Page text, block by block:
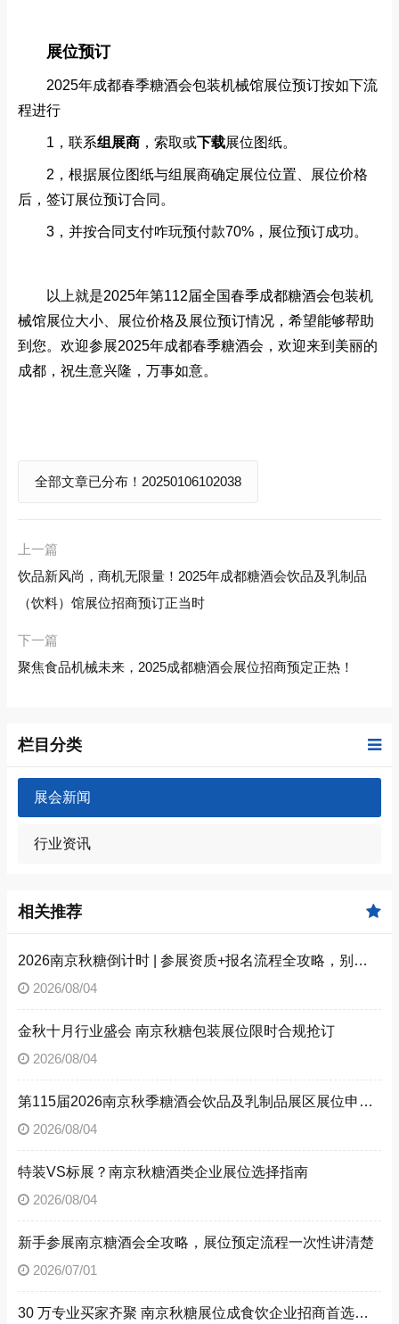
展位预订
2025年成都春季糖酒会包装机械馆展位预订按如下流
程进行
1，联系组展商 ‍，索取或下载展位图纸。
2，根据展位图纸与组展商确定展位位置、展位价格
后，签订展位预订合同。
3， 并按合同支付咋玩预付款70%，展位预订成功。
以上就是2025年第112届全国春季成都糖酒会包装机
械馆展位大小、展位价格及展位预订情况，希望能够帮助
到您。欢迎参展2025年成都春季糖酒会，欢迎来到美丽的
成都，祝生意兴隆，万事如意。
全部文章已分布！20250106102038
上一篇
饮品新风尚，商机无限量！2025年成都糖酒会饮品及乳制品
（饮料）馆展位招商预订正当时
下一篇
聚焦食品机械未来，2025成都糖酒会展位招商预定正热！
栏目分类
展会新闻
行业资讯
相关推荐
2026南京秋糖倒计时 | 参展资质+报名流程全攻略，别因手续不全错失良机（附材料清单）
2026/08/04
金秋十月行业盛会 南京秋糖包装展位限时合规抢订
2026/08/04
第115届2026南京秋季糖酒会饮品及乳制品展区展位申请技巧
2026/08/04
特装VS标展？南京秋糖酒类企业展位选择指南
2026/08/04
新手参展南京糖酒会全攻略，展位预定流程一次性讲清楚
2026/07/01
30 万专业买家齐聚 南京秋糖展位成食饮企业招商首选阵地